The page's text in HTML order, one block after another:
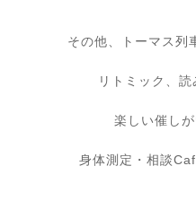
その他、トーマス列
リトミック、
楽しい催し
身体測定・相談